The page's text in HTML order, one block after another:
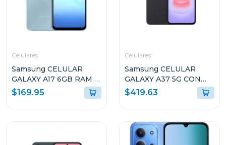
Celulares
Samsung CELULAR
GALAXY A17 6GB RAM Y
128GB
ALMACENAMIENTO
$169.95
Celulares
Samsung CELULAR
GALAXY A37 5G CON
8GB RAM Y 256GB
ALMACENAMIENTO
$419.63